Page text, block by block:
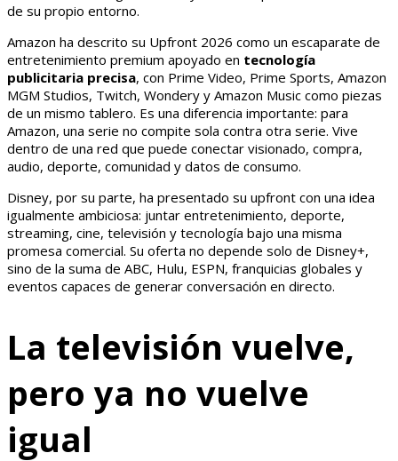
de su propio entorno.
Amazon ha descrito su Upfront 2026 como un escaparate de
entretenimiento premium apoyado en tecnología
publicitaria precisa, con Prime Video, Prime Sports, Amazon
MGM Studios, Twitch, Wondery y Amazon Music como piezas
de un mismo tablero. Es una diferencia importante: para
Amazon, una serie no compite sola contra otra serie. Vive
dentro de una red que puede conectar visionado, compra,
audio, deporte, comunidad y datos de consumo.
Disney, por su parte, ha presentado su upfront con una idea
igualmente ambiciosa: juntar entretenimiento, deporte,
streaming, cine, televisión y tecnología bajo una misma
promesa comercial. Su oferta no depende solo de Disney+,
sino de la suma de ABC, Hulu, ESPN, franquicias globales y
eventos capaces de generar conversación en directo.
La televisión vuelve,
pero ya no vuelve
igual